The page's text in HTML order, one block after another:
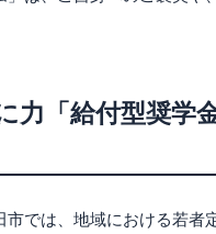
力「給付型奨学
市では、地域における若者